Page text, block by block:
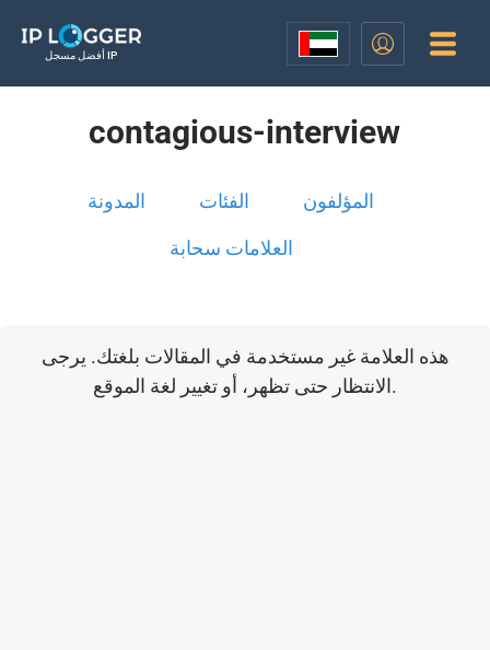
أفضل مسجل IP
contagious-interview
المدونة الفئات المؤلفون
العلامات سحابة